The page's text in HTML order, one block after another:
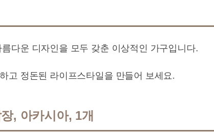
다운 디자인을 모두 갖춘 이상적인 가구입니다.
고 정돈된 라이프스타일을 만들어 보세요.
, 아카시아, 1개